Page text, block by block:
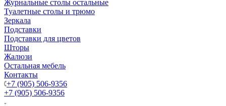
Журнальные столы остальные
Туалетные столы и трюмо
Зеркала
Подставки
Подставки для цветов
Шторы
Жалюзи
Остальная мебель
Контакты
+7 (905) 506-9356
+7 (905) 506-9356